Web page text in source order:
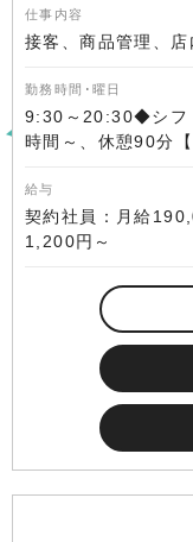
仕事内容
接客、商品管理、
勤務時間･曜日
9:30～20:30◆シフ
時間～、休憩90分【
給与
契約社員：月給
1,200円～